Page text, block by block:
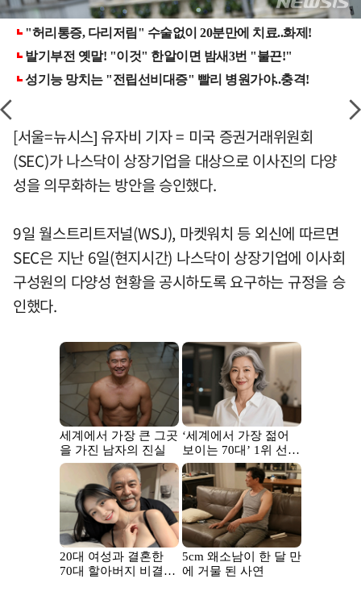
[서울=뉴시스] 유자비 기자 = 미국 증권거래위원회
(SEC)가 나스닥이 상장기업을 대상으로 이사진의 다양
성을 의무화하는 방안을 승인했다.
9일 월스트리트저널(WSJ), 마켓워치 등 외신에 따르면
SEC은 지난 6일(현지시간) 나스닥이 상장기업에 이사회
구성원의 다양성 현황을 공시하도록 요구하는 규정을 승
인했다.